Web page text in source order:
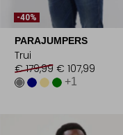
-40%
PARAJUMPERS
Trui
€ 179,99 € 107,99
+1